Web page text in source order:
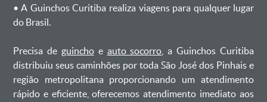
ㅤㅤ• A Guinchos Curitiba realiza viagens para qualquer lugar
do Brasil.
Precisa de guinchoe auto socorro , a Guinchos Curitiba
distribuiu seus caminhões por toda São José dos Pinhais e
região metropolitana proporcionando um atendimento
rápido e eficiente, oferecemos atendimento imediato aos